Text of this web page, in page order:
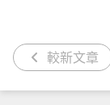
較新文章